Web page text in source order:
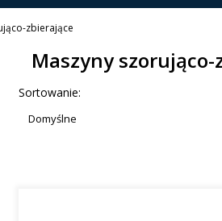
zbierające
Maszyny
Lista produktów
Sortowanie:
Domyślne